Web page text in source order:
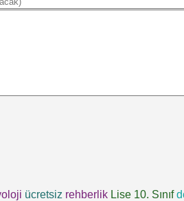
ücretsiz rehberlik Lise 10. Sınıf